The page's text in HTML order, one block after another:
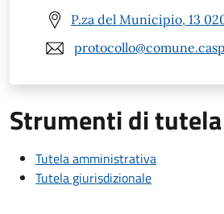
P.za del Municipio, 13
Strumenti di tutela
Tutela amministrativa
Tutela giurisdizionale